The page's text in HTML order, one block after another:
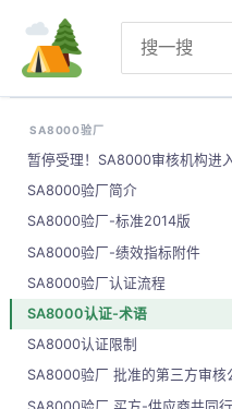
for:
SA8000验厂
暂停受理！SA8000审核机构进
SA8000验厂简介
SA8000验厂-标准2014版
SA8000验厂-绩效指标附件
SA8000验厂认证流程
SA8000认证-术语
SA8000认证限制
SA8000验厂 批准的第三方审核